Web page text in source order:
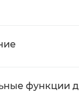
функции